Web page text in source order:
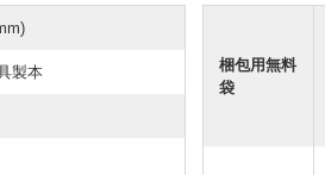
製本
梱包用無料
袋